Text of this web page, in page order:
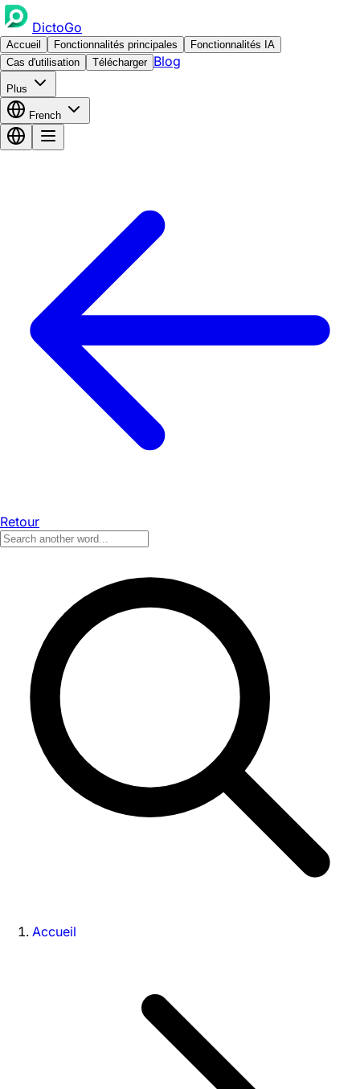
DictoGo
Accueil Fonctionnalités principales
Fonctionnalités IA
Cas d'utilisation
Télécharger Blog
Plus
French
Retour
Accueil